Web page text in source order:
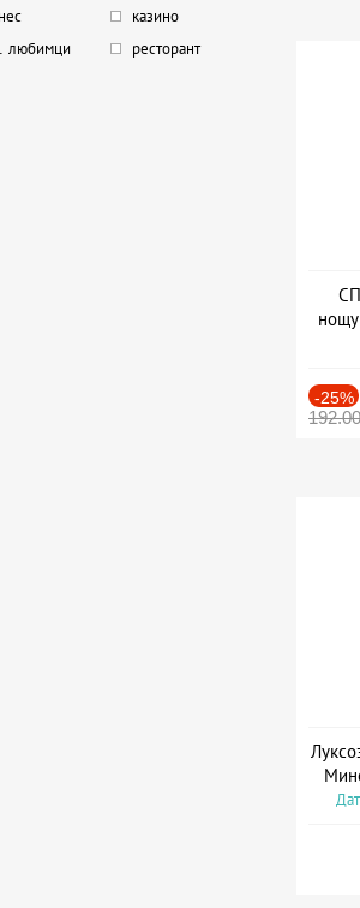
казино
любимци
ресторант
-25%